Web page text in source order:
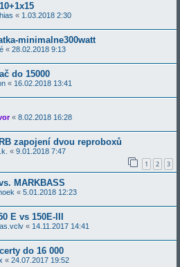
« 1.03.2018 2:30
minimalne300watt
« 28.02.2018 9:13
do 15000
« 16.02.2018 13:41
« 8.02.2018 16:28
zapojení dvou reproboxů
« 9.01.2018 7:47
1 2 3
MARKBASS
« 5.01.2018 12:23
E vs 150E-III
« 14.11.2017 14:41
do 16 000
« 24.07.2017 19:52